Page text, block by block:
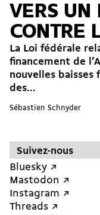
VERS UN
CONTRE
La Loi fédérale
financement de
nouvelles baisses
des...
Sébastien Schnyder
Suivez-nous
Bluesky ↗︎
Mastodon ↗︎
Instagram ↗︎
Threads ↗︎